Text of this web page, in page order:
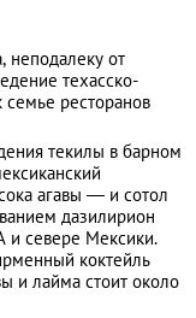
неподалеку от
техасско-
ресторанов
текилы в барном
агавы ― и сотол
дазилирион
и севере Мексики.
коктейль
и лайма стоит около